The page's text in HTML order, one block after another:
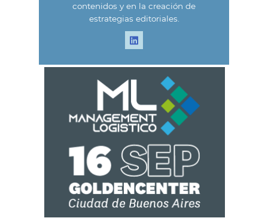
contenidos y en la creación de
estrategias editoriales.